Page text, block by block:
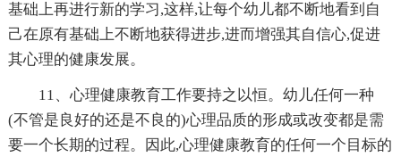
基础上再进行新的学习,这样,让每个幼儿都不断地看到自
己在原有基础上不断地获得进步,进而增强其自信心,促进
其心理的健康发展。
11、心理健康教育工作要持之以恒。幼儿任何一种
(不管是良好的还是不良的)心理品质的形成或改变都是需
要一个长期的过程。因此,心理健康教育的任何一个目标的